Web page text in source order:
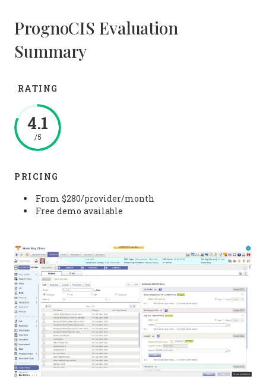
PrognoCIS Evaluation
Summary
RATING
4.1
/5
PRICING
From $280/provider/month
Free demo available